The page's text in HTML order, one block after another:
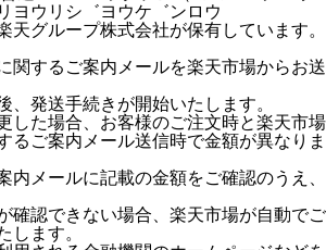
ヨウリシ゛ヨウケ゛ンロウ
グループ株式会社が保有しています。
関するご案内メールを楽天市場からお送
、発送手続きが開始いたします。
した場合、お客様のご注文時と楽天市場
るご案内メール送信時で金額が異なりま
内メールに記載の金額をご確認のうえ、
確認できない場合、楽天市場が自動でご
します。